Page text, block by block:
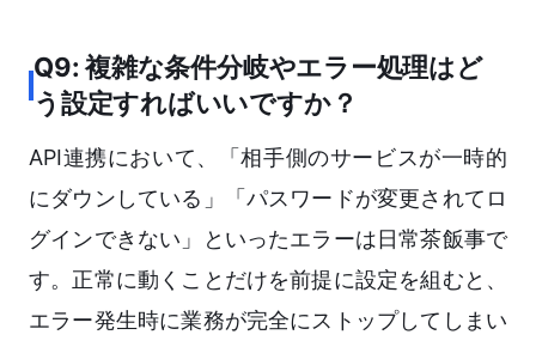
Q9: 複雑な条件分岐やエラー処理はど
う設定すればいいですか？
API連携において、「相手側のサービスが一時的
にダウンしている」「パスワードが変更されてロ
グインできない」といったエラーは日常茶飯事で
す。正常に動くことだけを前提に設定を組むと、
エラー発生時に業務が完全にストップしてしまい